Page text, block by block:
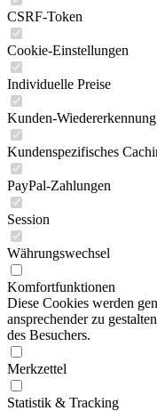
CSRF-Token
Cookie-Einstellungen
Individuelle Preise
Kunden-Wiedererkennung
Kundenspezifisches
PayPal-Zahlungen
Session
Währungswechsel
Komfortfunktionen
Diese Cookies werden
ansprechender zu
des Besuchers.
Merkzettel
Statistik & Tracking